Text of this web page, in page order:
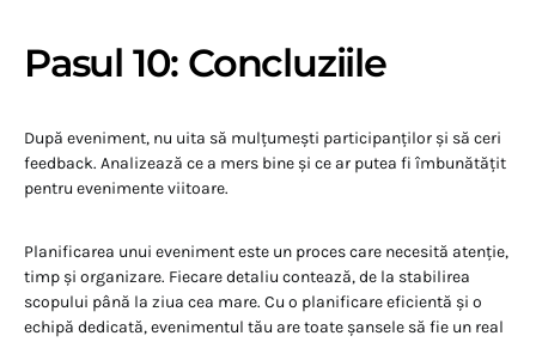
Pasul 10: Concluziile
După eveniment, nu uita să mulțumești participanților și să ceri
feedback. Analizează ce a mers bine și ce ar putea fi îmbunătățit
pentru evenimente viitoare.
Planificarea unui eveniment este un proces care necesită atenție,
timp și organizare. Fiecare detaliu contează, de la stabilirea
scopului până la ziua cea mare. Cu o planificare eficientă și o
echipă dedicată, evenimentul tău are toate șansele să fie un real